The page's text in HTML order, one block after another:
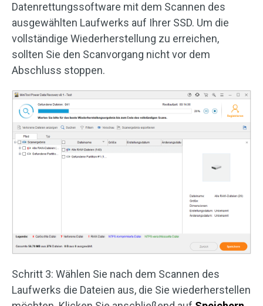
Datenrettungssoftware mit dem Scannen des
ausgewählten Laufwerks auf Ihrer SSD. Um die
vollständige Wiederherstellung zu erreichen,
sollten Sie den Scanvorgang nicht vor dem
Abschluss stoppen.
Schritt 3: Wählen Sie nach dem Scannen des
Laufwerks die Dateien aus, die Sie wiederherstellen